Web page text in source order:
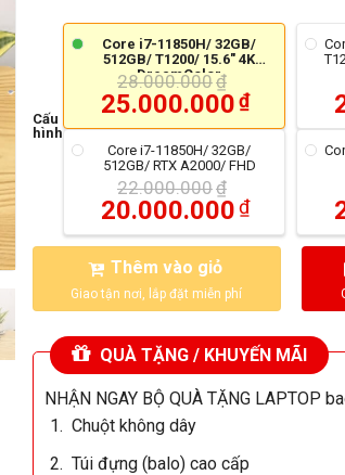
Cấu
hình
Core i7-11850H/ 32GB/
512GB/ T1200/ 15.6" 4K
DreamColor
28.000.000₫
25.000.000₫
Core i7-11850H/ 32GB/
512GB/ RTX A2000/ FHD
22.000.000₫
20.000.000₫
Thêm vào giỏ
QUÀ TẶNG / KHUYẾN MÃI
NHẬN NGAY BỘ QUÀ TẶNG LAPTOP
Chuột không dây
Túi đựng (balo) cao cấp